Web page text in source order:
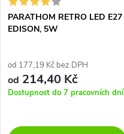
PARATHOM RETRO LED E27
EDISON, 5W
od 177,19 Kč bez DPH
od 214,40 Kč
Dostupnost do 7 pracovních dní